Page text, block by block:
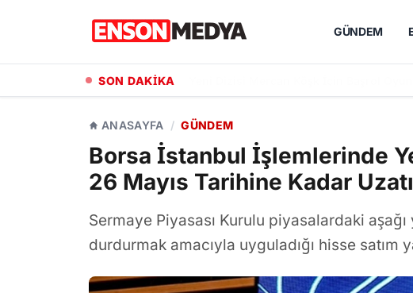
GÜNDEM
SON DAKİKA
ANASAYFA / GÜNDEM
Borsa İstanbul İşlemlerinde
26 Mayıs Tarihine Kadar
Sermaye Piyasası Kurulu piyasalardaki
durdurmak amacıyla uyguladığı hisse satım